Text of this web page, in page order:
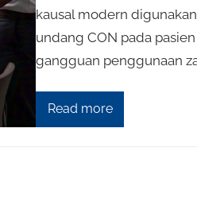
kausal modern
undang CON pada
gangguan penggunaan
Read more